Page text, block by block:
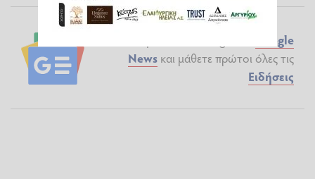
Google
News και μάθετε πρώτοι όλες τις
Ειδήσεις